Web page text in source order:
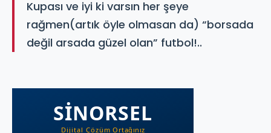
Kupası ve iyi ki varsın her şeye
rağmen(artık öyle olmasan da) “borsada
değil arsada güzel olan” futbol!..